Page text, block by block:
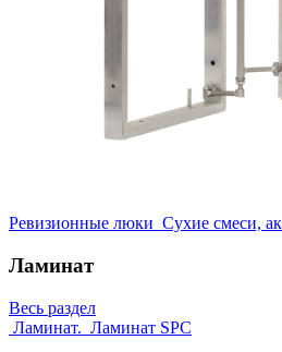
Ревизионные люки Сухие смеси,
Ламинат
Весь раздел
Ламинат. Ламинат SPC